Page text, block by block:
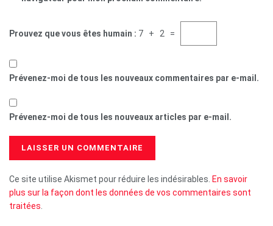
Prouvez que vous êtes humain : 7 + 2 =
Prévenez-moi de tous les nouveaux commentaires par e-mail.
Prévenez-moi de tous les nouveaux articles par e-mail.
Ce site utilise Akismet pour réduire les indésirables. En savoir
plus sur la façon dont les données de vos commentaires sont
traitées.